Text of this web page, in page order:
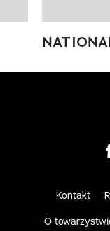
Kontakt
O